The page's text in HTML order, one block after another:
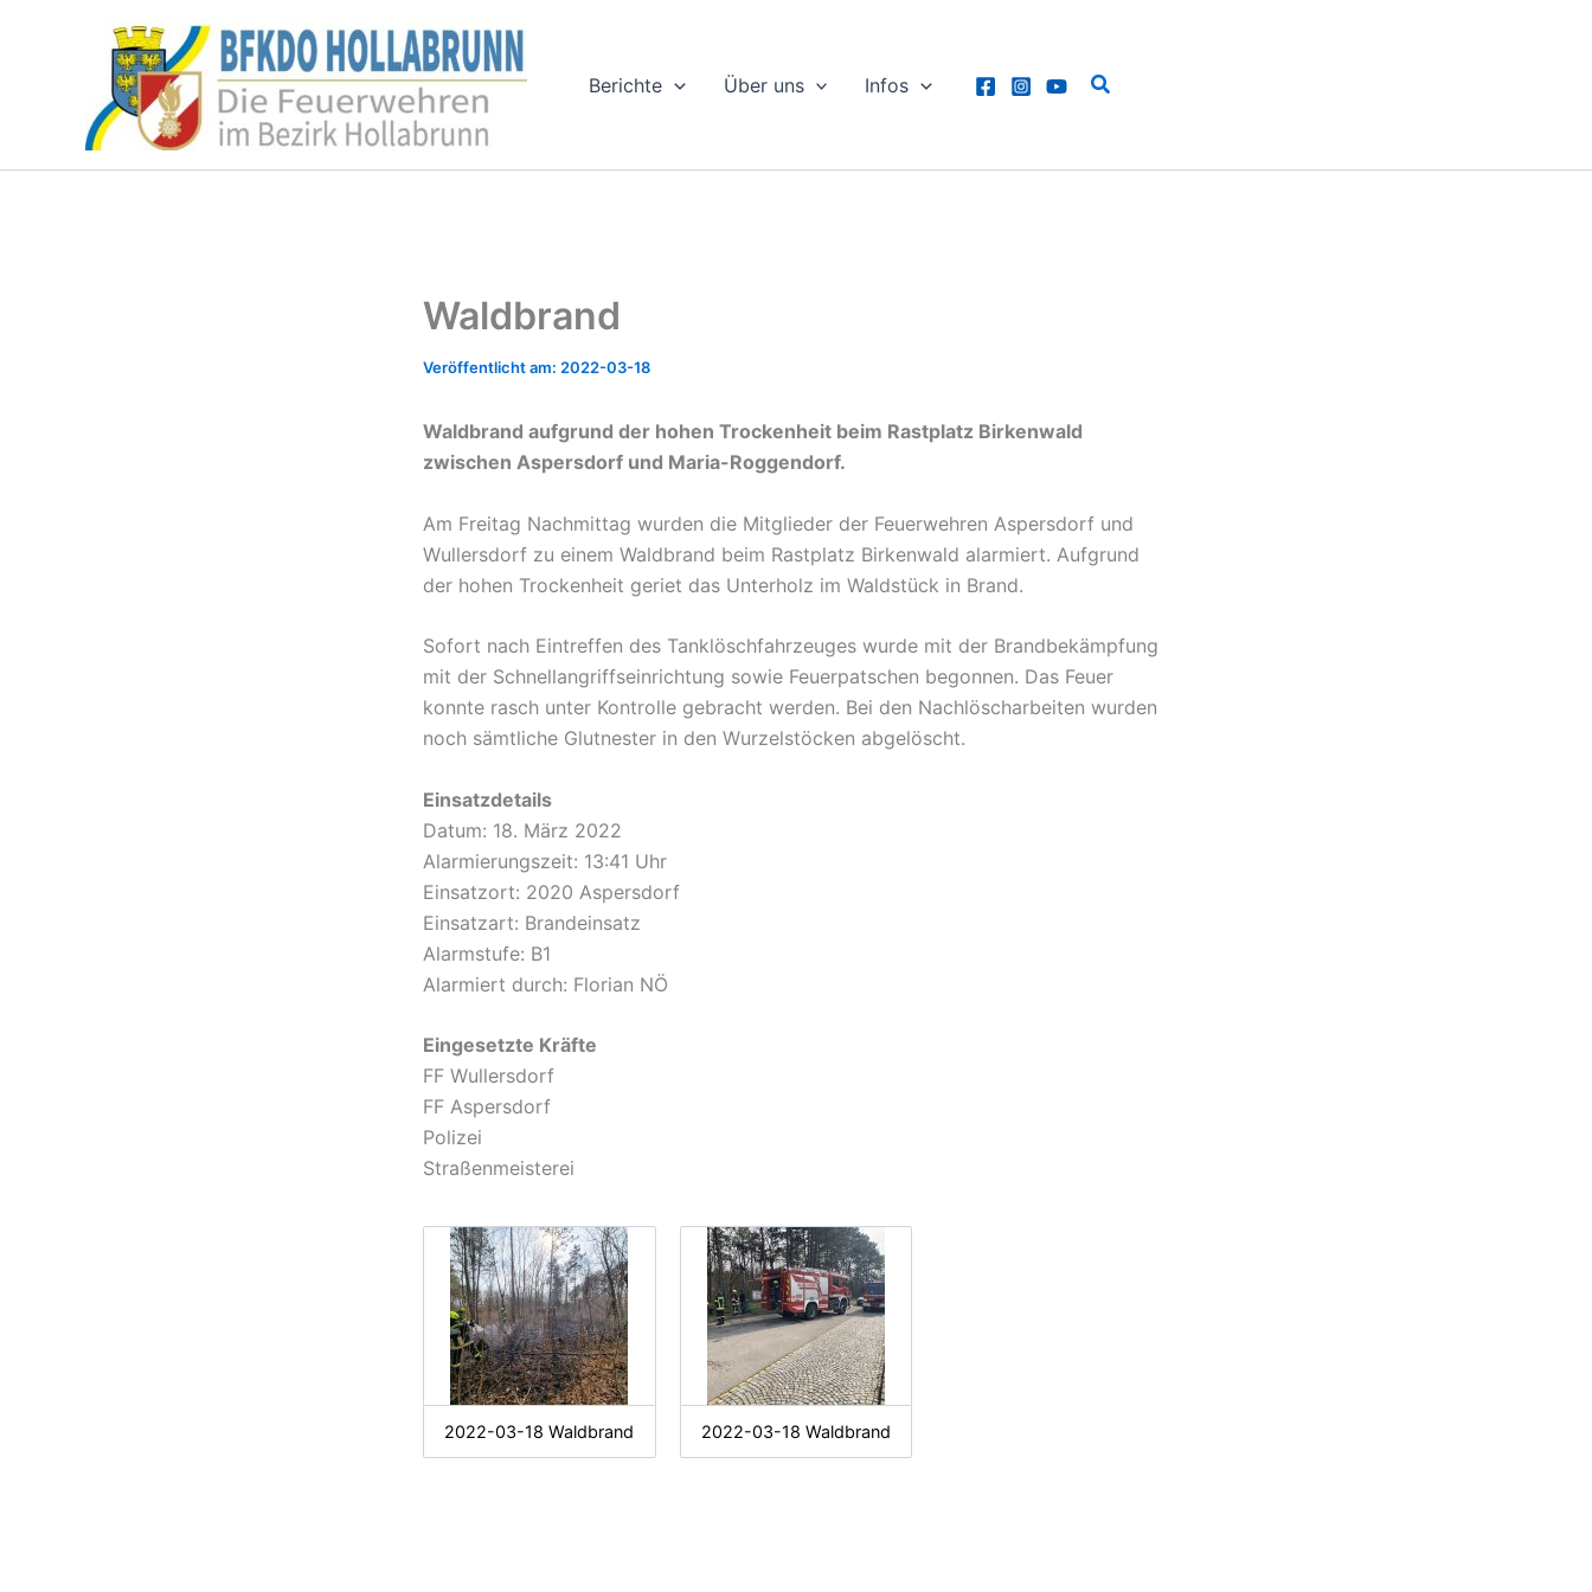
Berichte Über uns Infos Suchen
Waldbrand
2022-03-18
Waldbrand aufgrund der hohen Trockenheit beim Rastplatz Birkenwald
zwischen Aspersdorf und Maria-Roggendorf.
Am Freitag Nachmittag wurden die Mitglieder der Feuerwehren Aspersdorf und
Wullersdorf zu einem Waldbrand beim Rastplatz Birkenwald alarmiert. Aufgrund
der hohen Trockenheit geriet das Unterholz im Waldstück in Brand.
Sofort nach Eintreffen des Tanklöschfahrzeuges wurde mit der Brandbekämpfung
mit der Schnellangriffseinrichtung sowie Feuerpatschen begonnen. Das Feuer
konnte rasch unter Kontrolle gebracht werden. Bei den Nachlöscharbeiten wurden
noch sämtliche Glutnester in den Wurzelstöcken abgelöscht.
Einsatzdetails
Datum: 18. März 2022
Alarmierungszeit: 13:41 Uhr
Einsatzort: 2020 Aspersdorf
Einsatzart: Brandeinsatz
Alarmstufe: B1
Alarmiert durch: Florian NÖ
Eingesetzte Kräfte
FF Wullersdorf
FF Aspersdorf
Polizei
Straßenmeisterei
2022-03-18 Waldbrand 2022-03-18 Waldbrand